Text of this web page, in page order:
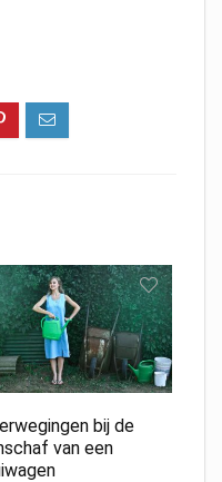
bij de
van een